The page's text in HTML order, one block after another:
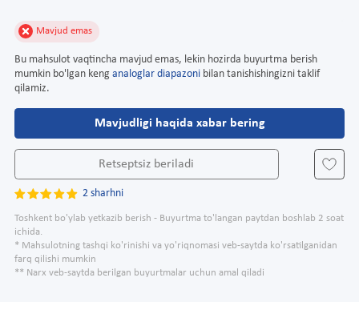
Mavjud emas
Bu mahsulot vaqtincha mavjud emas, lekin hozirda buyurtma berish
mumkin bo'lgan keng analoglar diapazoni bilan tanishishingizni taklif
qilamiz.
Mavjudligi haqida xabar bering
Retseptsiz beriladi
2 sharhni
Toshkent bo'ylab yetkazib berish - Buyurtma to'langan paytdan boshlab 2 soat
ichida.
* Mahsulotning tashqi ko'rinishi va yo'riqnomasi veb-saytda ko'rsatilganidan
farq qilishi mumkin
** Narx veb-saytda berilgan buyurtmalar uchun amal qiladi